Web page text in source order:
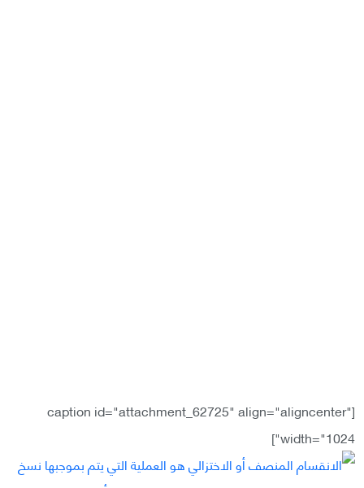
[caption id="attachment_62725" align="aligncenter"
width="1024"]